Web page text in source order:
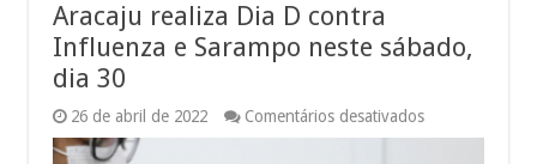
Aracaju realiza Dia D contra
Influenza e Sarampo neste sábado,
dia 30
26 de abril de 2022 Comentários desativadosem
Aracaju